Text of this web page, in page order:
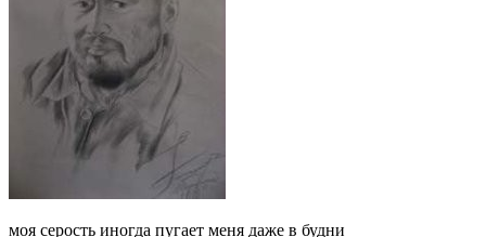
моя серость иногда пугает меня даже в будни